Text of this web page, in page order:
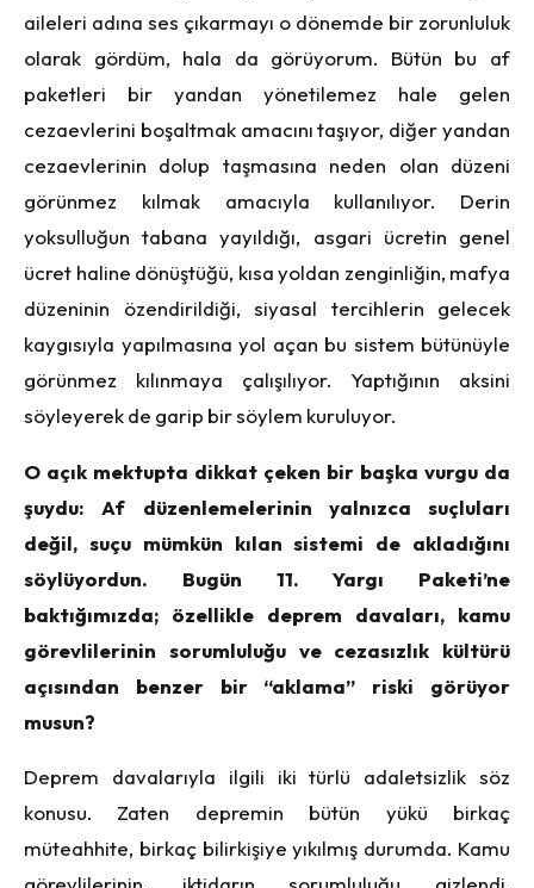
aileleri adına ses çıkarmayı o dönemde bir zorunluluk
olarak gördüm, hala da görüyorum. Bütün bu af
paketleri bir yandan yönetilemez hale gelen
cezaevlerini boşaltmak amacını taşıyor, diğer yandan
cezaevlerinin dolup taşmasına neden olan düzeni
görünmez kılmak amacıyla kullanılıyor. Derin
yoksulluğun tabana yayıldığı, asgari ücretin genel
ücret haline dönüştüğü, kısa yoldan zenginliğin, mafya
düzeninin özendirildiği, siyasal tercihlerin gelecek
kaygısıyla yapılmasına yol açan bu sistem bütünüyle
görünmez kılınmaya çalışılıyor. Yaptığının aksini
söyleyerek de garip bir söylem kuruluyor.
O açık mektupta dikkat çeken bir başka vurgu da
şuydu: Af düzenlemelerinin yalnızca suçluları
değil, suçu mümkün kılan sistemi de akladığını
söylüyordun. Bugün 11. Yargı Paketi’ne
baktığımızda; özellikle deprem davaları, kamu
görevlilerinin sorumluluğu ve cezasızlık kültürü
açısından benzer bir “aklama” riski görüyor
musun?
Deprem davalarıyla ilgili iki türlü adaletsizlik söz
konusu. Zaten depremin bütün yükü birkaç
müteahhite, birkaç bilirkişiye yıkılmış durumda. Kamu